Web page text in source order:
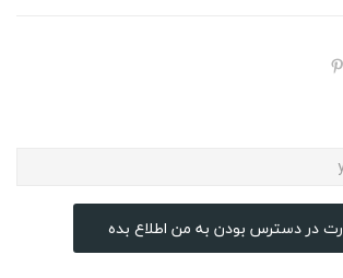
در دسترس بودن به من اطلاع بده